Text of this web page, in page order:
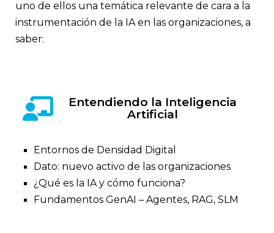
uno de ellos una temática relevante de cara a la
instrumentación de la IA en las organizaciones, a
saber:
Entendiendo la Inteligencia
Artificial
Entornos de Densidad Digital
Dato: nuevo activo de las organizaciones
¿Qué es la IA y cómo funciona?
Fundamentos GenAI – Agentes, RAG, SLM